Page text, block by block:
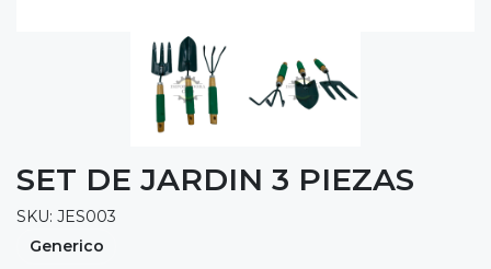
SET DE JARDIN 3 PIEZAS
SKU: JES003
Generico